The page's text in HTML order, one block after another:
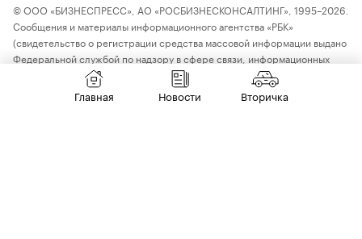
© ООО «БИЗНЕСПРЕСС», АО «РОСБИЗНЕСКОНСАЛТИНГ», 1995–2026.
Сообщения и материалы информационного агентства «РБК»
(свидетельство о регистрации средства массовой информации выдано
Федеральной службой по надзору в сфере связи, информационных
технологий и массовых коммуникаций (Роскомнадзор) 09.12.2015
за номером ИА №ФС77-63848) и сетевого издания «РБК»
(свидетельство о регистрации средства массовой информации выдано
Главная Новости Вторичка